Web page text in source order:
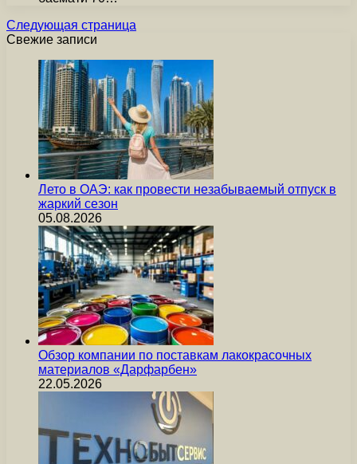
Следующая страница
Свежие записи
Лето в ОАЭ: как провести незабываемый отпуск в
жаркий сезон
05.08.2026
Обзор компании по поставкам лакокрасочных
материалов «Дарфарбен»
22.05.2026